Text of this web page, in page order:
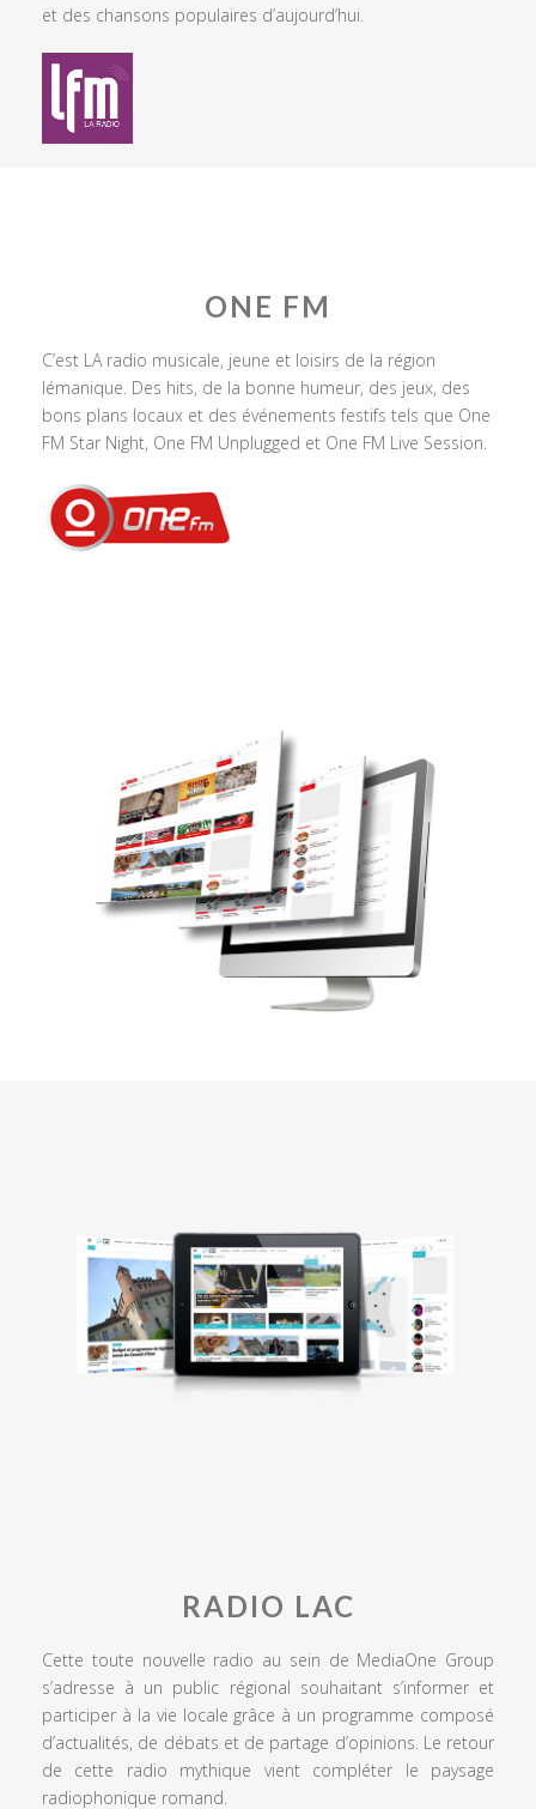
et des chansons populaires d’aujourd’hui.
ONE FM
C’est LA radio musicale, jeune et loisirs de la région
lémanique. Des hits, de la bonne humeur, des jeux, des
bons plans locaux et des événements festifs tels que One
FM Star Night, One FM Unplugged et One FM Live Session.
RADIO LAC
Cette toute nouvelle radio au sein de MediaOne Group
s’adresse à un public régional souhaitant s’informer et
participer à la vie locale grâce à un programme composé
d’actualités, de débats et de partage d’opinions. Le retour
de cette radio mythique vient compléter le paysage
radiophonique romand.